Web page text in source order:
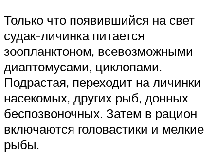
Только что появившийся на свет
судак-личинка питается
зоопланктоном, всевозможными
диаптомусами, циклопами.
Подрастая, переходит на личинки
насекомых, других рыб, донных
беспозвоночных. Затем в рацион
включаются головастики и мелкие
рыбы.